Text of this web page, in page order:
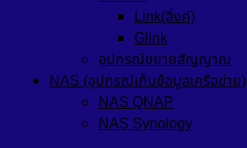
Link(ลิ้งค์)
Glink
อุปกรณ์ขยายสัญญาณ
NAS (อุปกรณ์เก็บข้อมูลเครือข่าย)
NAS QNAP
NAS Synology